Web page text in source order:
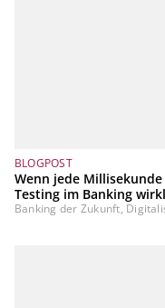
BLOGPOST
Wenn jede
Testing im Banking
Banking der Zukunft,